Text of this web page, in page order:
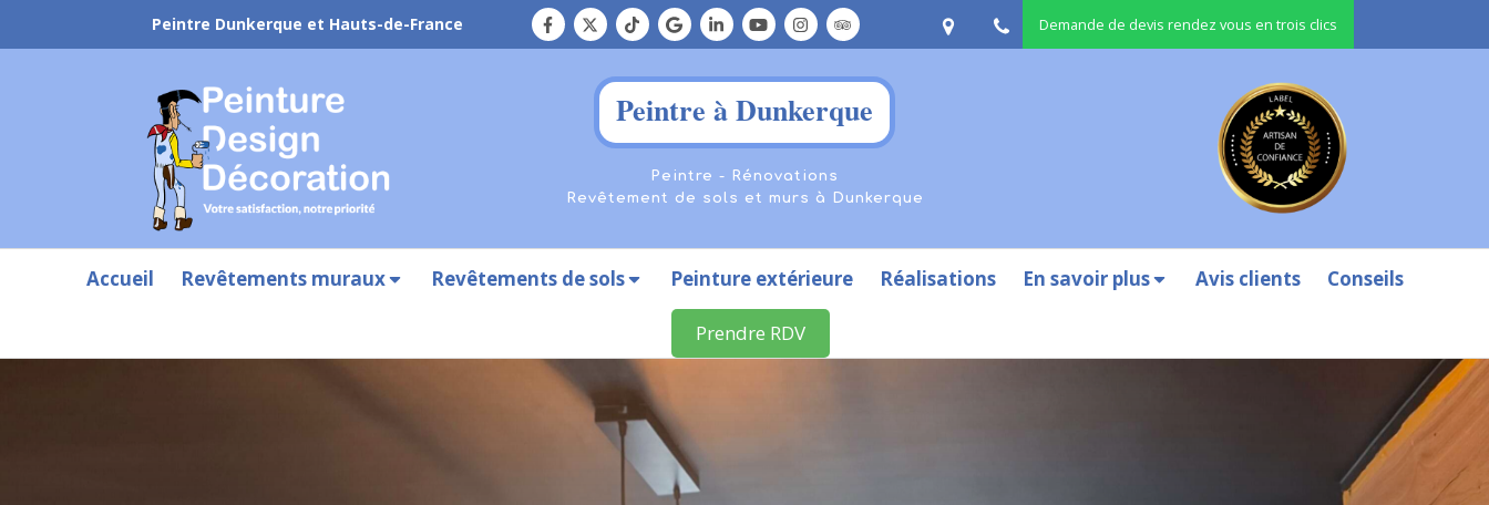
Peintre Dunkerque et Hauts-de-France Demande de devis rendez vous en trois clics
Peintre à Dunkerque
Peintre - Rénovations
Revêtement de sols et murs à Dunkerque
Accueil Revêtements muraux Revêtements de sols Peinture extérieure Réalisations En savoir plus Avis clients Conseils
Prendre RDV